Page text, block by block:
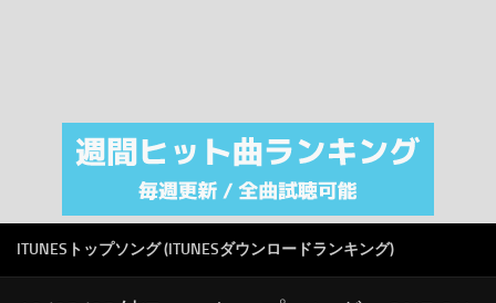
注目カテゴリ
オリジナルiTunes週間トップソング
ITUNESトップソング (ITUNESダウンロードランキング)